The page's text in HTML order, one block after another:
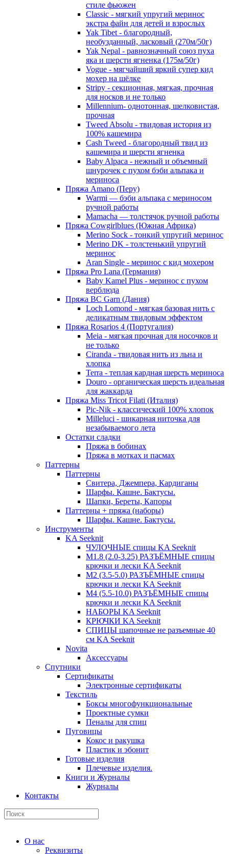
стиле фьюжен
Classic - мягкий упругий меринос
экстра файн для детей и взрослых
Yak Tibet - благородный,
необузданный, ласковый (270м/50г)
Yak Nepal - равнозначный союз пуха
яка и шерсти ягненка (175м/50г)
Vogue - мягчайший яркий супер кид
мохер на шёлке
Stripy - секционная, мягкая, прочная
для носков и не только
Millennium- однотонная, шелковистая,
прочная
Tweed Absolu - твидовая история из
100% кашемира
Cash Tweed - благородный твид из
кашемира и шерсти ягненка
Baby Alpaca - нежный и объемный
шнурочек с пухом бэби альпака и
мериноса
Пряжа Amano (Перу)
Warmi — бэби альпака с мериносом
ручной работы
Mamacha — толстячок ручной работы
Пряжа Cowgirlblues (Южная Африка)
Merino Sock - тонкий упругий меринос
Merino DK - толстенький упругий
меринос
Aran Single - меринос с кид мохером
Пряжа Pro Lana (Германия)
Baby Kamel Plus - меринос с пухом
верблюда
Пряжа BC Garn (Дания)
Loch Lomond - мягкая базовая нить с
деликатным твидовым эффектом
Пряжа Rosarios 4 (Португалия)
Meia - мягкая прочная для носочков и
не только
Ciranda - твидовая нить из льна и
хлопка
Terra - теплая кардная шерсть мериноса
Douro - органическая шерсть идеальная
для жаккарда
Пряжа Miss Tricot Filati (Италия)
Pic-Nik - классический 100% хлопок
Milleluci - шикарная ниточка для
незабываемого лета
Остатки сладки
Пряжа в бобинах
Пряжа в мотках и пасмах
Паттерны
Паттерны
Свитера, Джемпера, Кардиганы
Шарфы. Кашне. Бактусы.
Шапки, Береты, Капоры
Паттерны + пряжа (наборы)
Шарфы. Кашне. Бактусы.
Инструменты
KA Seeknit
ЧУЛОЧНЫЕ спицы KA Seeknit
М1.8 (2.0-3.25) РАЗЪЁМНЫЕ спицы
крючки и лески KA Seeknit
М2 (3.5-5.0) РАЗЪЁМНЫЕ спицы
крючки и лески KA Seeknit
М4 (5.5-10.0) РАЗЪЁМНЫЕ спицы
крючки и лески KA Seeknit
НАБОРЫ KA Seeknit
КРЮЧКИ KA Seeknit
СПИЦЫ шапочные не разъемные 40
см KA Seeknit
Novita
Аксессуары
Спутники
Сертификаты
Электронные сертификаты
Текстиль
Боксы многофункциональные
Проектные сумки
Пеналы для спиц
Пуговицы
Кокос и ракушка
Пластик и эбонит
Готовые изделия
Плечевые изделия.
Книги и Журналы
Журналы
Контакты
О нас
Реквизиты